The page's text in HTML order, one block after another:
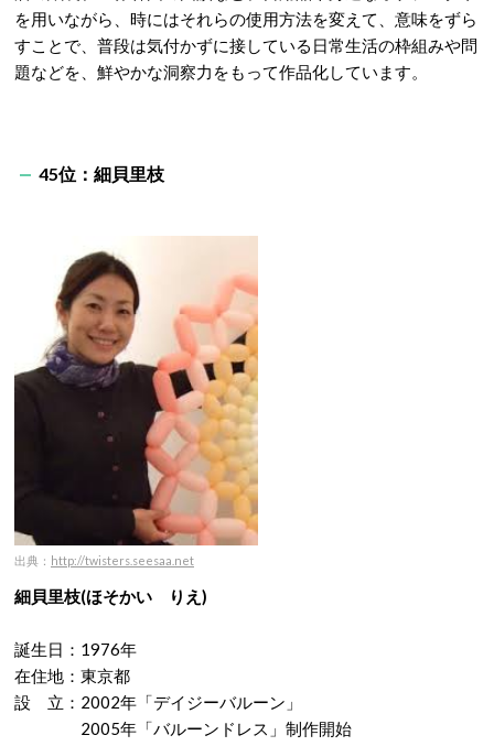
を用いながら、時にはそれらの使用方法を変えて、意味をずら
すことで、普段は気付かずに接している日常生活の枠組みや問
題などを、鮮やかな洞察力をもって作品化しています。
45位：細貝里枝
出典： http://twisters.seesaa.net
細貝里枝(ほそかい りえ)
誕生日：1976年
在住地：東京都
設 立：2002年「デイジーバルーン」
2005年「バルーンドレス」制作開始